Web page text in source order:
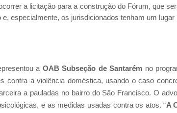
a licitação para a construção do Fórum, que
especialmente, os jurisdicionados tenham um lugar
a OAB Subseção de Santarém no
contra a violência doméstica, usando o caso
a pauladas no bairro do São Francisco. O
e as medidas usadas contra os atos. “A